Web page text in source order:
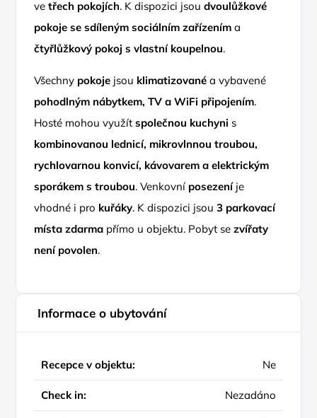
vetřech pokojích. K dispozici jsoudvoulůžkové
pokoje se sdíleným sociálním zařízením a
čtyřlůžkový pokoj s vlastní koupelnou.
Všechny pokoje jsou klimatizované a vybavené
pohodlným nábytkem, TV a WiFi připojením.
Hosté mohou využítspolečnou kuchyni s
kombinovanou lednicí, mikrovlnnou troubou,
rychlovarnou konvicí, kávovarem a elektrickým
sporákem s troubou. Venkovní posezeníje
vhodné i pro kuřáky. K dispozici jsou3 parkovací
místa zdarma přímo u objektu. Pobyt sezvířaty
není povolen.
Informace o ubytování
Recepce v objektu: Ne
Check in: Nezadáno